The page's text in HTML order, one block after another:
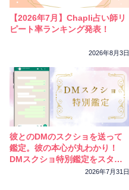
【2026年7月】Chapli占い師リ
ピート率ランキング発表！
2026年8月3日
彼とのDMのスクショを送って
鑑定。彼の本心が丸わかり！
DMスクショ特別鑑定をスター
2026年7月31日